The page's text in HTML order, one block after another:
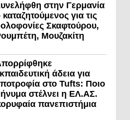
στην Γερμανία
καταζητούμενος για τις
Σκαφτούρου,
Μουζακίτη
άδεια για
στο Tufts: Ποιο
στέλνει η ΕΛ.ΑΣ.
πανεπιστήμια